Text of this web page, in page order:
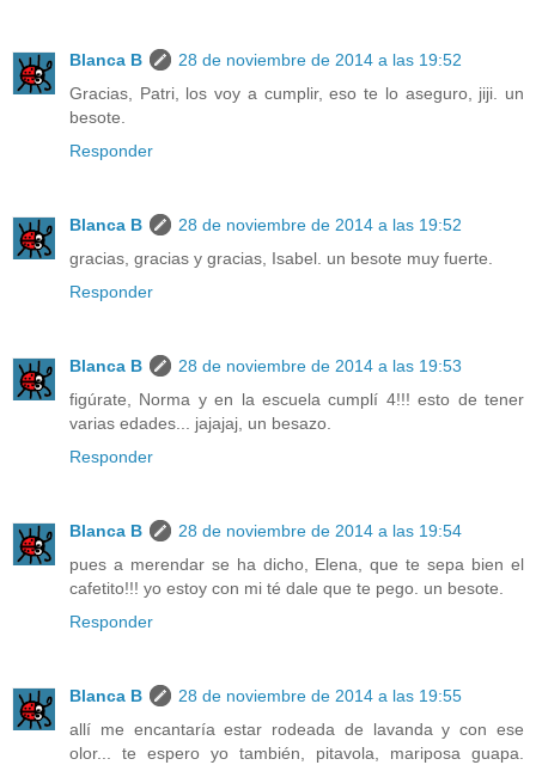
Blanca B
28 de noviembre de 2014 a las 19:52
Gracias, Patri, los voy a cumplir, eso te lo aseguro, jiji. un
besote.
Responder
Blanca B
28 de noviembre de 2014 a las 19:52
gracias, gracias y gracias, Isabel. un besote muy fuerte.
Responder
Blanca B
28 de noviembre de 2014 a las 19:53
figúrate, Norma y en la escuela cumplí 4!!! esto de tener
varias edades... jajajaj, un besazo.
Responder
Blanca B
28 de noviembre de 2014 a las 19:54
pues a merendar se ha dicho, Elena, que te sepa bien el
cafetito!!! yo estoy con mi té dale que te pego. un besote.
Responder
Blanca B
28 de noviembre de 2014 a las 19:55
allí me encantaría estar rodeada de lavanda y con ese
olor... te espero yo también, pitavola, mariposa guapa.